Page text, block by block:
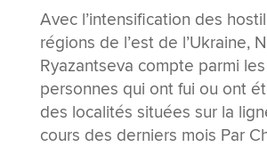
Avec l’intensification des
régions de l’est de l’Ukraine,
Ryazantseva compte parmi
personnes qui ont fui ou ont
des localités situées sur la
cours des derniers mois Par